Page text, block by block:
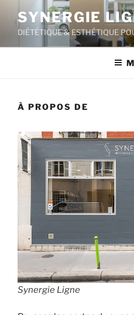
contenu
principal
SYNERGIE
DIÉTÉTIQUE & ESTHÉTIQUE
À PROPOS DE
Synergie Ligne